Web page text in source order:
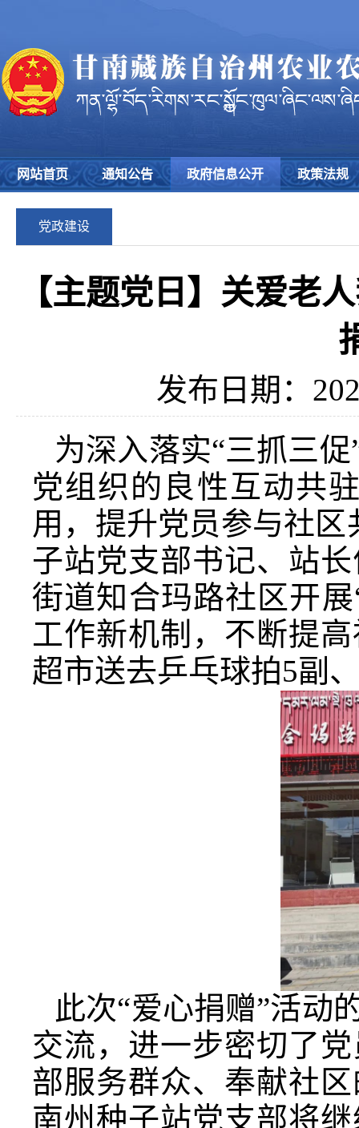
网站首页 通知公告 政府信息公开 政策法规
党政建设
【主题党日】关爱老
发布日期：
为深入落实“三抓三
党组织的良性互动共
用，提升党员参与社
子站党支部书记、站
街道知合玛路社区开
工作新机制，不断提
超市送去乒乓球拍5副
此次“爱心捐赠”活动
交流，进一步密切了
部服务群众、奉献社
南州种子站党支部将